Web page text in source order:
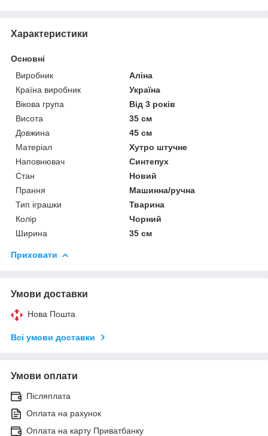
Характеристики
Основні
Виробник
Аліна
Країна виробник
Україна
Вікова група
Від 3 років
Висота
35 см
Довжина
45 см
Матеріал
Хутро штучне
Наповнювач
Синтепух
Стан
Новий
Прання
Машинна/ручна
Тип іграшки
Тварина
Колір
Чорний
Ширина
35 см
Приховати
Умови доставки
Нова Пошта
Всі умови доставки
Умови оплати
Післяплата
Оплата на рахунок
Оплата на карту Приватбанку